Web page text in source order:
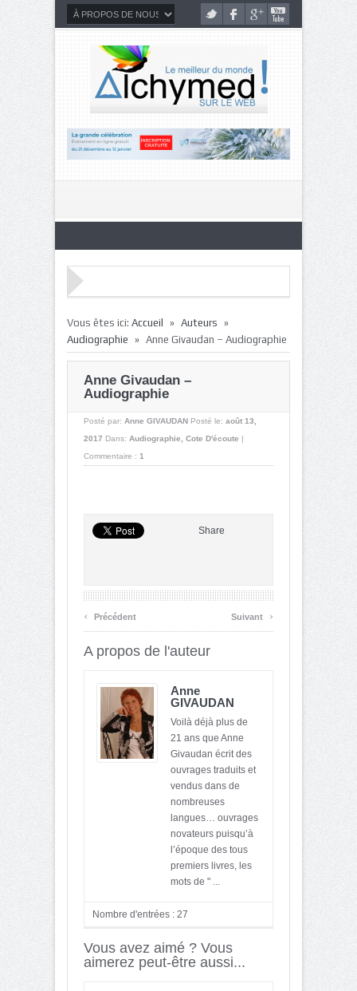
Vous êtes ici: Accueil » Auteurs »
Audiographie » Anne Givaudan – Audiographie
Anne Givaudan –
Audiographie
Posté par: Anne GIVAUDAN Posté le: août 13,
2017 Dans: Audiographie Cote D'écoute |
Commentaire : 1
Share
‹ Précédent Suivant ›
A propos de l'auteur
Anne
GIVAUDAN
Voilà déjà plus de
21 ans que Anne
Givaudan écrit des
ouvrages traduits et
vendus dans de
nombreuses
langues… ouvrages
novateurs puisqu’à
l’époque des tous
premiers livres, les
mots de " ...
Nombre d'entrées : 27
Vous avez aimé ? Vous
aimerez peut-être aussi...